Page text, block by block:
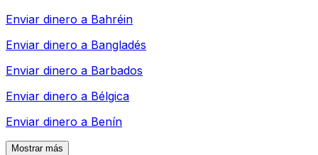
Enviar dinero a Bahréin
Enviar dinero a Bangladés
Enviar dinero a Barbados
Enviar dinero a Bélgica
Enviar dinero a Benín
Mostrar más